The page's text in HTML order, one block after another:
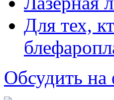
Для тех,
Обсудить